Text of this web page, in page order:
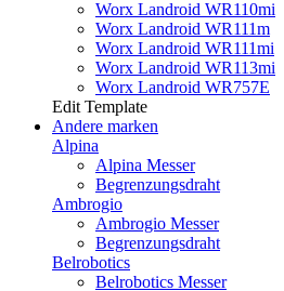
Worx Landroid WR110mi
Worx Landroid WR111m
Worx Landroid WR111mi
Worx Landroid WR113mi
Worx Landroid WR757E
Edit Template
Andere marken
Alpina
Alpina Messer
Begrenzungsdraht
Ambrogio
Ambrogio Messer
Begrenzungsdraht
Belrobotics
Belrobotics Messer